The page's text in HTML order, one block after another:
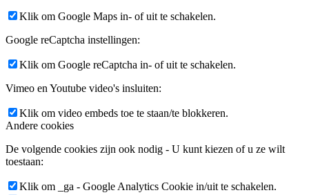
Klik om Google Maps in- of uit te schakelen.
Google reCaptcha instellingen:
Klik om Google reCaptcha in- of uit te schakelen.
Vimeo en Youtube video's insluiten:
Klik om video embeds toe te staan/te blokkeren.
Andere cookies
De volgende cookies zijn ook nodig - U kunt kiezen of u ze wilt
toestaan:
Klik om _ga - Google Analytics Cookie in/uit te schakelen.